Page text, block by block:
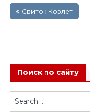
по Свиток Коэлет
Поиск по сайту
Search
for: